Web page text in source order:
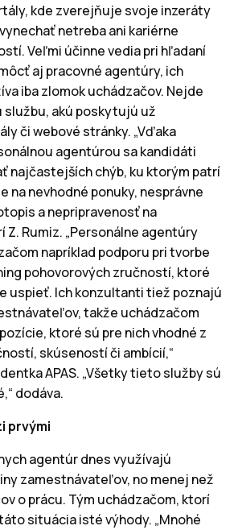
kde zverejňuje svoje inzeráty
netreba ani kariérne
Veľmi účinne vedia pri hľadaní
aj pracovné agentúry, ich
iba zlomok uchádzačov. Nejde
službu, akú poskytujú už
či webové stránky. „Vďaka
agentúrou sa kandidáti
najčastejších chýb, ku ktorým patrí
na nevhodné ponuky, nesprávne
a nepripravenosť na
Z. Rumiz. „Personálne agentúry
napríklad podporu pri tvorbe
pohovorových zručností, ktoré
uspieť. Ich konzultanti tiež poznajú
takže uchádzačom
ktoré sú pre nich vhodné z
skúseností či ambícií,“
APAS. „Všetky tieto služby sú
dodáva.
prvými
agentúr dnes využívajú
zamestnávateľov, no menej než
o prácu. Tým uchádzačom, ktorí
situácia isté výhody. „Mnohé